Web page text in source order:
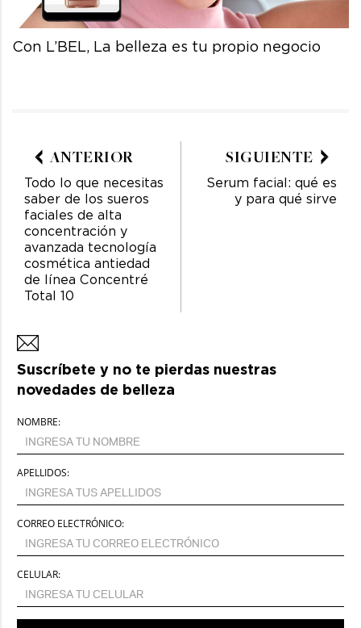
Con L’BEL, La belleza es tu propio negocio
ANTERIOR
Todo lo que necesitas
saber de los sueros
faciales de alta
concentración y
avanzada tecnología
cosmética antiedad
de línea Concentré
Total 10
SIGUIENTE
Serum facial: qué es
y para qué sirve
Suscríbete y no te pierdas nuestras
novedades de belleza
NOMBRE:
APELLIDOS:
CORREO ELECTRÓNICO:
CELULAR: